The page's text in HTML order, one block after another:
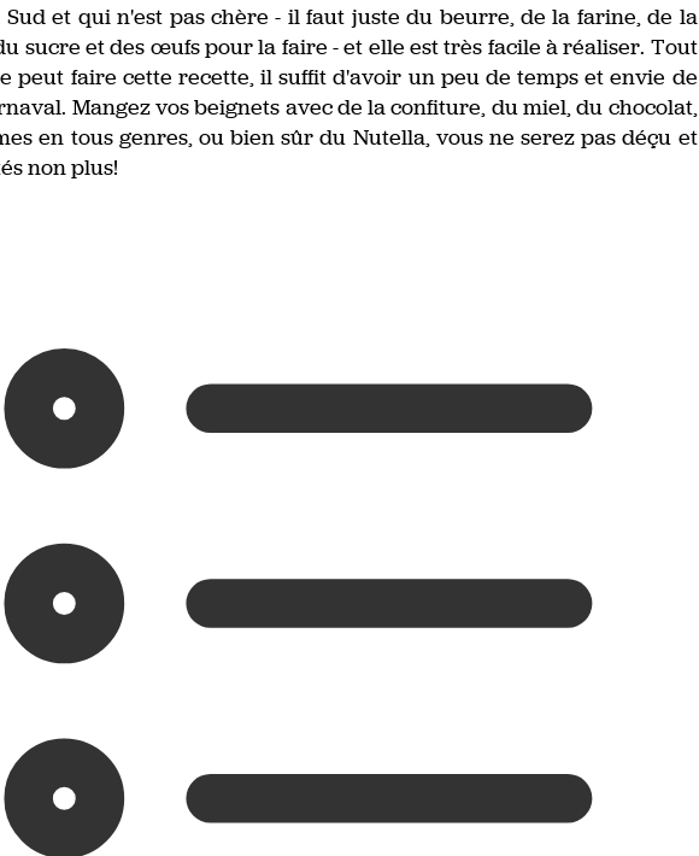
et qui n'est pas chère - il faut juste du beurre, de la farine, de la
sucre et des œufs pour la faire - et elle est très facile à réaliser. Tout
peut faire cette recette, il suffit d'avoir un peu de temps et envie de
Mangez vos beignets avec de la confiture, du miel, du chocolat,
en tous genres, ou bien sûr du Nutella, vous ne serez pas déçu et
non plus!